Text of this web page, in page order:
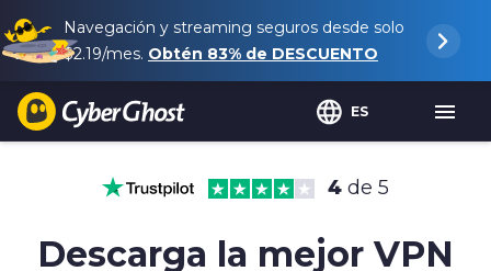
Navegación y streaming seguros desde solo
$2.19/mes. Obtén 83% de DESCUENTO
ES
4 de 5
Descarga la mejor VPN